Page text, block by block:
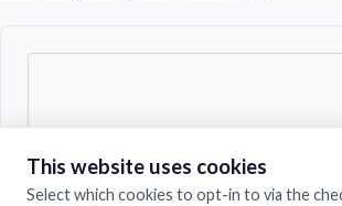
This website uses cookies
Select which cookies to opt-in to via the